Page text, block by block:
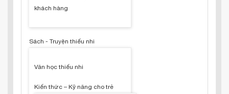
khách hàng
Sách - Truyện thiếu nhi
Văn học thiếu nhi
Kiến thức – Kỹ năng cho trẻ